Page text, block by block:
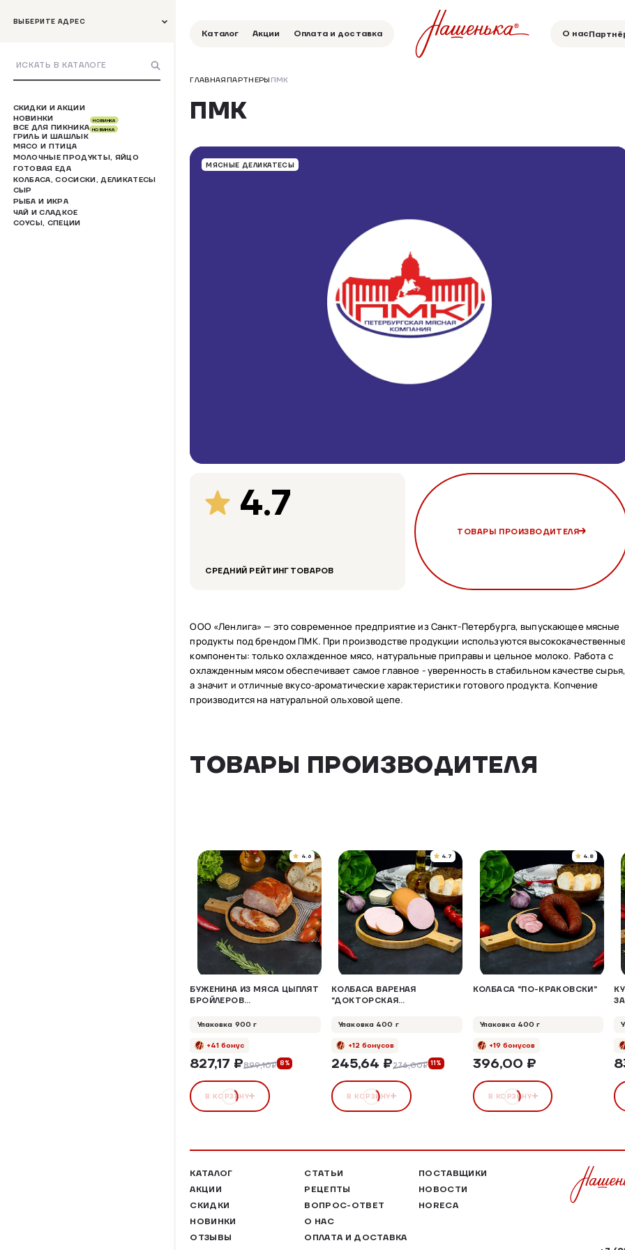
ВЫБЕРИТЕ АДРЕС
СКИДКИ И АКЦИИ
НОВИНКИ
ВСЕ ДЛЯ ПИКНИКА
НОВИНКА
ГРИЛЬ И ШАШЛЫК
НОВИНКА
МЯСО И ПТИЦА
МОЛОЧНЫЕ ПРОДУКТЫ, ЯЙЦО
ГОТОВАЯ ЕДА
КОЛБАСА, СОСИСКИ, ДЕЛИКАТЕСЫ
СЫР
РЫБА И ИКРА
ЧАЙ И СЛАДКОЕ
СОУСЫ, СПЕЦИИ
Каталог Акции Оплата и доставка О нас
ГЛАВНАЯПАРТНЕРЫ ПМК
ПМК
МЯСНЫЕ ДЕЛИКАТЕСЫ
4.7
СРЕДНИЙ РЕЙТИНГ ТОВАРОВ
ТОВАРЫ ПРОИЗВОДИТЕЛЯ
ООО «Ленлига» — это современное предприятие из Санкт-Петербурга, выпускающее мясные
продукты под брендом ПМК. При производстве продукции используются
компоненты: только охлажденное мясо, натуральные приправы и цельное молоко. Работа с
охлажденным мясом обеспечивает самое главное - уверенность в стабильном качестве сырья,
а значит и отличные вкусо-ароматические характеристики готового продукта. Копчение
производится на натуральной ольховой щепе.
ТОВАРЫ ПРОИЗВОДИТЕЛЯ
4.6
БУЖЕНИНА ИЗ МЯСА ЦЫПЛЯТ
БРОЙЛЕРОВ
Упаковка 900 г
+41 бонус
827,17 ₽899,10₽ 8%
В КОРЗИНУ
4.7
КОЛБАСА ВАРЕНАЯ
"ДОКТОРСКАЯ
Упаковка 400 г
+12 бонусов
245,64 ₽276,00₽ 11%
В КОРЗИНУ
4.8
КОЛБАСА "ПО-КРАКОВСКИ"
Упаковка 400 г
+19 бонусов
396,00 ₽
В КОРЗИНУ
КАТАЛОГ
АКЦИИ
СКИДКИ
НОВИНКИ
ОТЗЫВЫ
СТАТЬИ
РЕЦЕПТЫ
ВОПРОС-ОТВЕТ
О НАС
ОПЛАТА И ДОСТАВКА
ПОСТАВЩИКИ
НОВОСТИ
HORECA